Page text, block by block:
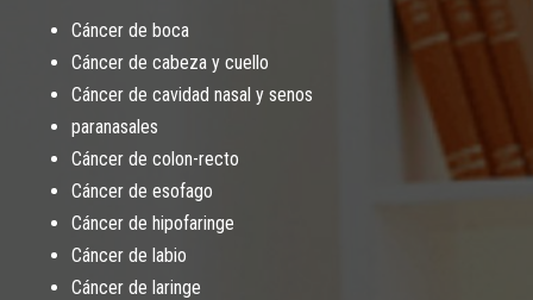
Cáncer de boca
Cáncer de cabeza y cuello
Cáncer de cavidad nasal y senos
paranasales
Cáncer de colon-recto
Cáncer de esofago
Cáncer de hipofaringe
Cáncer de labio
Cáncer de laringe